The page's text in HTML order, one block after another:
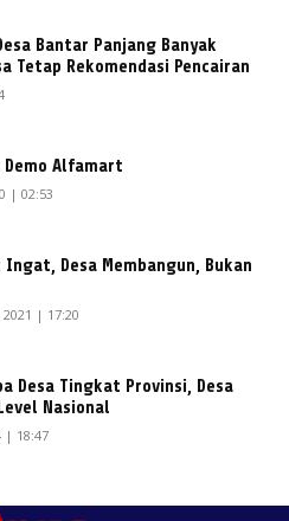
Bantar Panjang Banyak
Tetap Rekomendasi Pencairan
Demo Alfamart
| 02:53
Ingat, Desa Membangun, Bukan
2021 | 17:20
Desa Tingkat Provinsi, Desa
Nasional
| 18:47